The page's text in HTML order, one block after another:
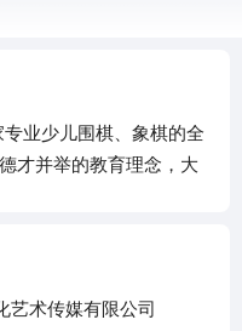
业少儿围棋、象棋的全
才并举的教育理念，大
艺术传媒有限公司